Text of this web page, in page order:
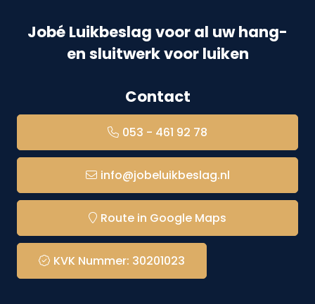
Jobé Luikbeslag voor al uw hang-
en sluitwerk voor luiken
Contact
053 - 461 92 78
info@jobeluikbeslag.nl
Route in Google Maps
KVK Nummer: 30201023